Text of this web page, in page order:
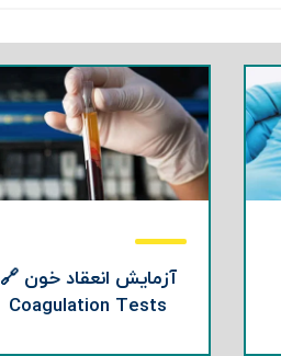
آزمایش انعقاد خون 🔗
Coagulation Tests